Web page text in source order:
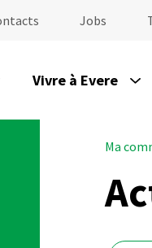
Jobs
Vivre à Evere
Ma